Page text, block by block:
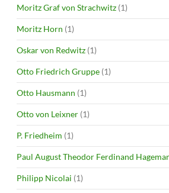
Moritz Graf von Strachwitz (1)
Moritz Horn (1)
Oskar von Redwitz (1)
Otto Friedrich Gruppe (1)
Otto Hausmann (1)
Otto von Leixner (1)
P. Friedheim (1)
Paul August Theodor Ferdinand
Philipp Nicolai (1)